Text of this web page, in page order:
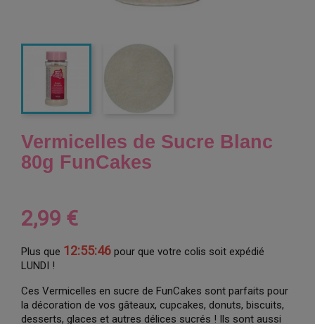
Vermicelles de Sucre Blanc
80g FunCakes
2,99 €
Plus que 12:55:45 pour que votre colis soit expédié
LUNDI !
Ces Vermicelles en sucre de FunCakes sont parfaits pour
la décoration de vos gâteaux, cupcakes, donuts, biscuits,
desserts, glaces et autres délices sucrés ! Ils sont aussi